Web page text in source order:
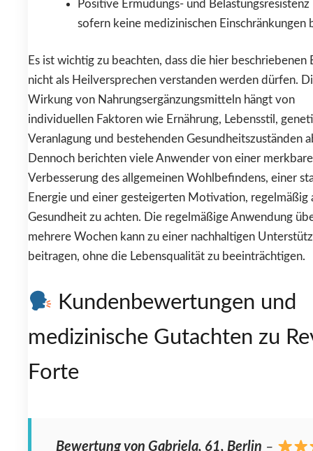
Positive Ermüdungs- und
sofern keine medizinischen Einschränkungen
Es ist wichtig zu beachten, dass die hier beschriebenen
nicht als Heilversprechen verstanden werden dürfen.
Wirkung von Nahrungsergänzungsmitteln hängt von
individuellen Faktoren wie Ernährung, Lebensstil,
Veranlagung und bestehenden Gesundheitszuständen
Dennoch berichten viele Anwender von einer
Verbesserung des allgemeinen Wohlbefindens, einer
Energie und einer gesteigerten Motivation, regelmäßig
Gesundheit zu achten. Die regelmäßige Anwendung
mehrere Wochen kann zu einer nachhaltigen
beitragen, ohne die Lebensqualität zu beeinträchtigen.
Kundenbewertungen und
medizinische Gutachten zu
Forte
Bewertung von Gabriela, 61, Berlin –